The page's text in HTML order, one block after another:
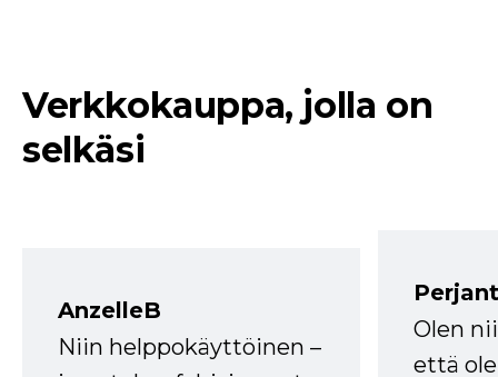
Verkkokauppa, jolla on
selkäsi
AnzelleB
Niin helppokäyttöinen –
Olen
että